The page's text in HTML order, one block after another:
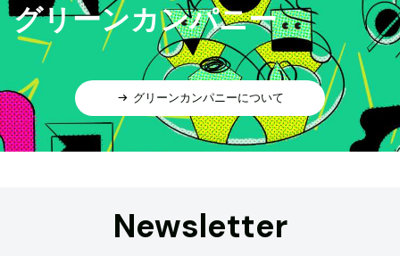
グリーンカンパニー
グリーンカンパニーについて
Newsletter